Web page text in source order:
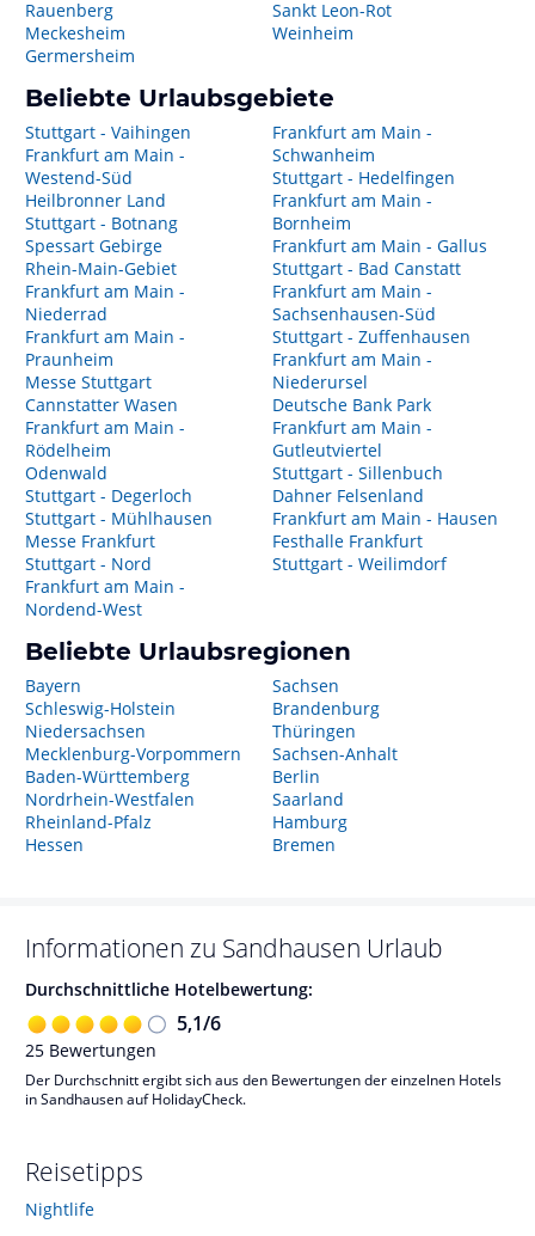
Rauenberg
Meckesheim
Germersheim
Sankt Leon-Rot
Weinheim
Beliebte Urlaubsgebiete
Stuttgart - Vaihingen
Frankfurt am Main -
Westend-Süd
Heilbronner Land
Stuttgart - Botnang
Spessart Gebirge
Rhein-Main-Gebiet
Frankfurt am Main -
Niederrad
Frankfurt am Main -
Praunheim
Messe Stuttgart
Cannstatter Wasen
Frankfurt am Main -
Rödelheim
Odenwald
Stuttgart - Degerloch
Stuttgart - Mühlhausen
Messe Frankfurt
Stuttgart - Nord
Frankfurt am Main -
Nordend-West
Frankfurt am Main -
Schwanheim
Stuttgart - Hedelfingen
Frankfurt am Main -
Bornheim
Frankfurt am Main - Gallus
Stuttgart - Bad Canstatt
Frankfurt am Main -
Sachsenhausen-Süd
Stuttgart - Zuffenhausen
Frankfurt am Main -
Niederursel
Deutsche Bank Park
Frankfurt am Main -
Gutleutviertel
Stuttgart - Sillenbuch
Dahner Felsenland
Frankfurt am Main - Hausen
Festhalle Frankfurt
Stuttgart - Weilimdorf
Beliebte Urlaubsregionen
Bayern
Schleswig-Holstein
Niedersachsen
Mecklenburg-Vorpommern
Baden-Württemberg
Nordrhein-Westfalen
Rheinland-Pfalz
Hessen
Sachsen
Brandenburg
Thüringen
Sachsen-Anhalt
Berlin
Saarland
Hamburg
Bremen
Informationen zu Sandhausen Urlaub
Durchschnittliche Hotelbewertung:
5,1/6
25 Bewertungen
Der Durchschnitt ergibt sich aus den Bewertungen der einzelnen Hotels
in Sandhausen auf HolidayCheck.
Reisetipps
Nightlife